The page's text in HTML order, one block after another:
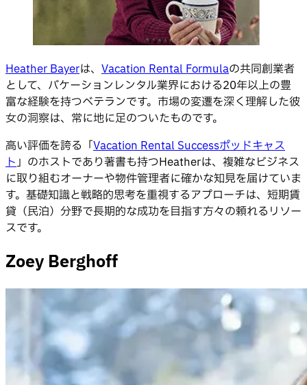
Heather Bayerは、 Vacation Rental Formulaの共同創業者
として、バケーションレンタル業界における20年以上の豊
富な経験を持つベテランです。市場の変遷を深く理解した彼
女の洞察は、常に地に足のついたものです。
高い評価を誇る「Vacation Rental Successポッドキャス
ト」のホストであり著書も持つHeatherは、複雑なビジネス
に取り組むオーナーや物件管理者に確かな知見を届けていま
す。基礎知識と戦略的思考を重視するアプローチは、短期賃
貸（民泊）分野で長期的な成功を目指す方々の頼れるリソー
スです。
Zoey Berghoff